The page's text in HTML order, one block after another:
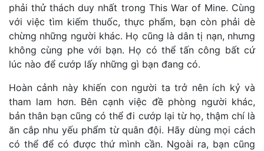
phải thử thách duy nhất trong This War of Mine. Cùng
với việc tìm kiếm thuốc, thực phẩm, bạn còn phải dè
chừng những người khác. Họ cũng là dân tị nạn, nhưng
không cùng phe với bạn. Họ có thể tấn công bất cứ
lúc nào để cướp lấy những gì bạn đang có.
Hoàn cảnh này khiến con người ta trở nên ích kỷ và
tham lam hơn. Bên cạnh việc đề phòng người khác,
bản thân bạn cũng có thể đi cướp lại từ họ, thậm chí là
ăn cắp nhu yếu phẩm từ quân đội. Hãy dùng mọi cách
có thể để có được thứ mình cần. Ngoài ra, bạn cũng